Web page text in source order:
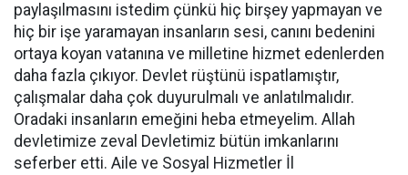
paylaşılmasını istedim çünkü hiç birşey yapmayan ve
hiç bir işe yaramayan insanların sesi, canını bedenini
ortaya koyan vatanına ve milletine hizmet edenlerden
daha fazla çıkıyor. Devlet rüştünü ispatlamıştır,
çalışmalar daha çok duyurulmalı ve anlatılmalıdır.
Oradaki insanların emeğini heba etmeyelim. Allah
devletimize zeval Devletimiz bütün imkanlarını
seferber etti. Aile ve Sosyal Hizmetler İl